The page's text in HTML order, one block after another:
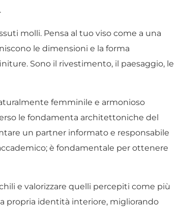
molli. Pensa al tuo viso come a una
le dimensioni e la forma
Sono il rivestimento, il paesaggio, le
femminile e armonioso
le fondamenta architettoniche del
un partner informato e responsabile
è fondamentale per ottenere
e valorizzare quelli percepiti come più
propria identità interiore, migliorando